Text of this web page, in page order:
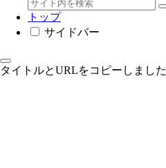
トップ
サイドバー
タイトルとURLをコピーしました